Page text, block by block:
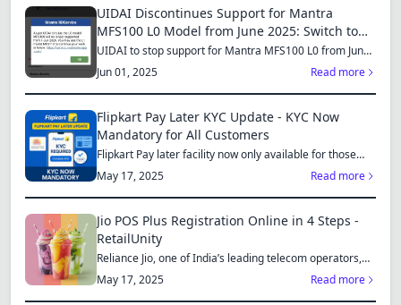
UIDAI Discontinues Support for Mantra
MFS100 L0 Model from June 2025: Switch to
MFS110 L1 for Continued Services
UIDAI to stop support for Mantra MFS100 L0 from June
1, 2025...
Jun 01, 2025 Read more
Flipkart Pay Later KYC Update - KYC Now
Mandatory for All Customers
Flipkart Pay later facility now only available for those
who...
May 17, 2025 Read more
Jio POS Plus Registration Online in 4 Steps -
RetailUnity
Reliance Jio, one of India’s leading telecom operators,
offe...
May 17, 2025 Read more